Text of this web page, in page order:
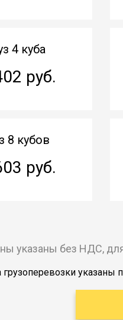
4 куба
руб.
8 кубов
руб.
указаны без НДС,
указаны